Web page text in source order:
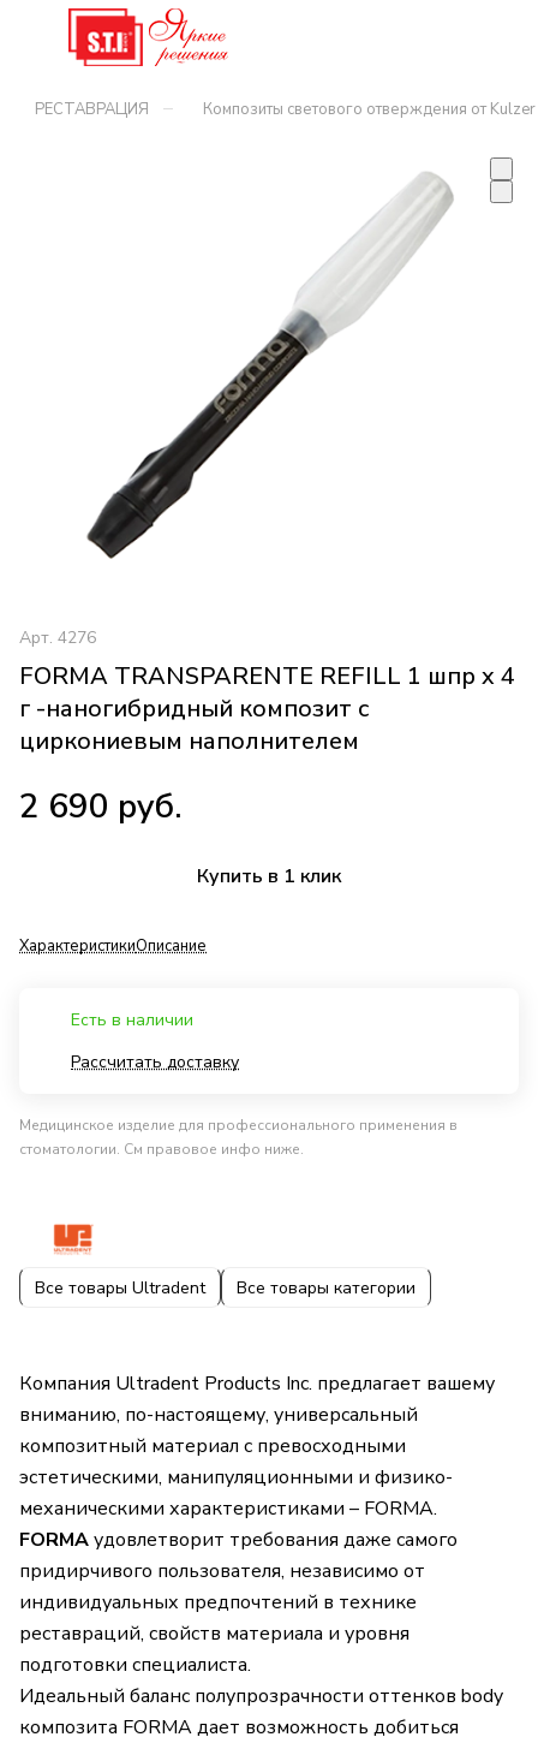
РЕСТАВРАЦИЯ – Композиты светового отверждения от
Арт. 4276
FORMA TRANSPARENTE REFILL 1 шпр x 4
г -наногибридный композит с
циркониевым наполнителем
2 690 руб.
Купить в 1 клик
ХарактеристикиОписание
Есть в наличии
Рассчитать доставку
Медицинское изделие для профессионального применения в
стоматологии. См правовое инфо ниже.
Все товары Ultradent Все товары категории
Компания Ultradent Products Inc. предлагает вашему
вниманию, по-настоящему, универсальный
композитный материал с превосходными
эстетическими, манипуляционными и физико-
механическими характеристиками – FORMA.
FORMAудовлетворит требования даже самого
придирчивого пользователя, независимо от
индивидуальных предпочтений в технике
реставраций, свойств материала и уровня
подготовки специалиста.
Идеальный баланс полупрозрачности оттенков body
композита FORMA дает возможность добиться